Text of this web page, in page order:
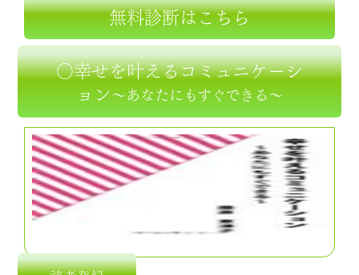
無料診断はこちら
○幸せを叶えるコミュニケーシ
ョン～あなたにもすぐできる～